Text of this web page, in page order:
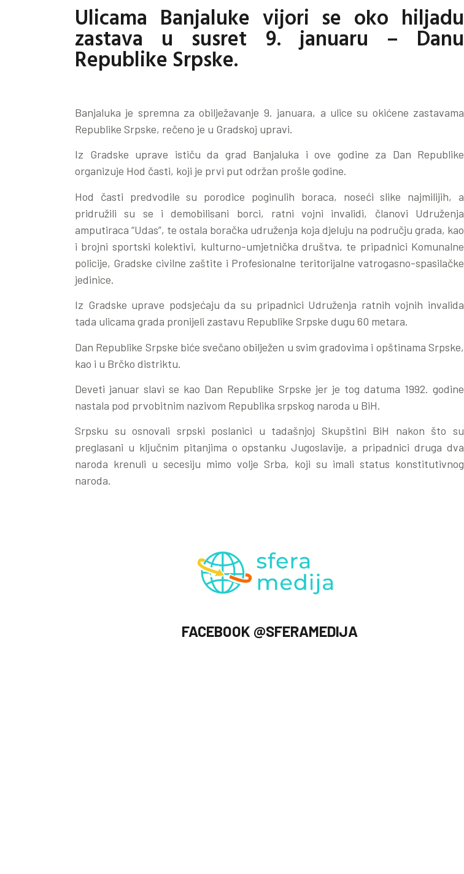
Ulicama Banjaluke vijori se oko hiljadu
zastava u susret 9. januaru – Danu
Republike Srpske.
Banjaluka je spremna za obilježavanje 9. januara, a ulice su okićene zastavama
Republike Srpske, rečeno je u Gradskoj upravi.
Iz Gradske uprave ističu da grad Banjaluka i ove godine za Dan Republike
organizuje Hod časti, koji je prvi put održan prošle godine.
Hod časti predvodile su porodice poginulih boraca, noseći slike najmilijih, a
pridružili su se i demobilisani borci, ratni vojni invalidi, članovi Udruženja
amputiraca “Udas”, te ostala boračka udruženja koja djeluju na području grada, kao
i brojni sportski kolektivi, kulturno-umjetnička društva, te pripadnici Komunalne
policije, Gradske civilne zaštite i Profesionalne teritorijalne vatrogasno-spasilačke
jedinice.
Iz Gradske uprave podsjećaju da su pripadnici Udruženja ratnih vojnih invalida
tada ulicama grada pronijeli zastavu Republike Srpske dugu 60 metara.
Dan Republike Srpske biće svečano obilježen u svim gradovima i opštinama Srpske,
kao i u Brčko distriktu.
Deveti januar slavi se kao Dan Republike Srpske jer je tog datuma 1992. godine
nastala pod prvobitnim nazivom Republika srpskog naroda u BiH.
Srpsku su osnovali srpski poslanici u tadašnjoj Skupštini BiH nakon što su
preglasani u ključnim pitanjima o opstanku Jugoslavije, a pripadnici druga dva
naroda krenuli u secesiju mimo volje Srba, koji su imali status konstitutivnog
naroda.
FACEBOOK @SFERAMEDIJA